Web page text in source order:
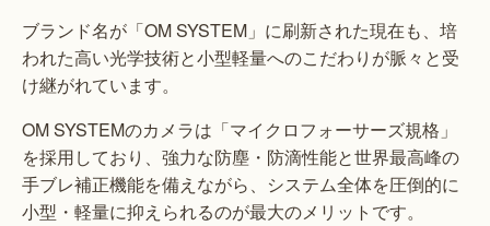
ブランド名が「OM SYSTEM」に刷新された現在も、培
われた高い光学技術と小型軽量へのこだわりが脈々と受
け継がれています。
OM SYSTEMのカメラは「マイクロフォーサーズ規格」
を採用しており、強力な防塵・防滴性能と世界最高峰の
手ブレ補正機能を備えながら、システム全体を圧倒的に
小型・軽量に抑えられるのが最大のメリットです。